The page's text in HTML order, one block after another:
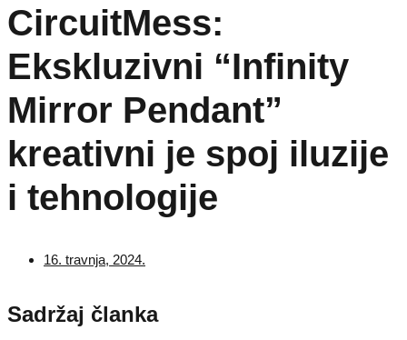
CircuitMess:
Ekskluzivni “Infinity
Mirror Pendant”
kreativni je spoj iluzije
i tehnologije
16. travnja, 2024.
Sadržaj članka